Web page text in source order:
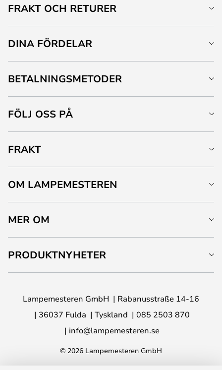
FRAKT OCH RETURER
DINA FÖRDELAR
BETALNINGSMETODER
FÖLJ OSS PÅ
FRAKT
OM LAMPEMESTEREN
MER OM
PRODUKTNYHETER
Lampemesteren GmbH
Rabanusstraße 14-16
36037 Fulda
Tyskland
085 2503 870
info@lampemesteren.se
© 2026 Lampemesteren GmbH